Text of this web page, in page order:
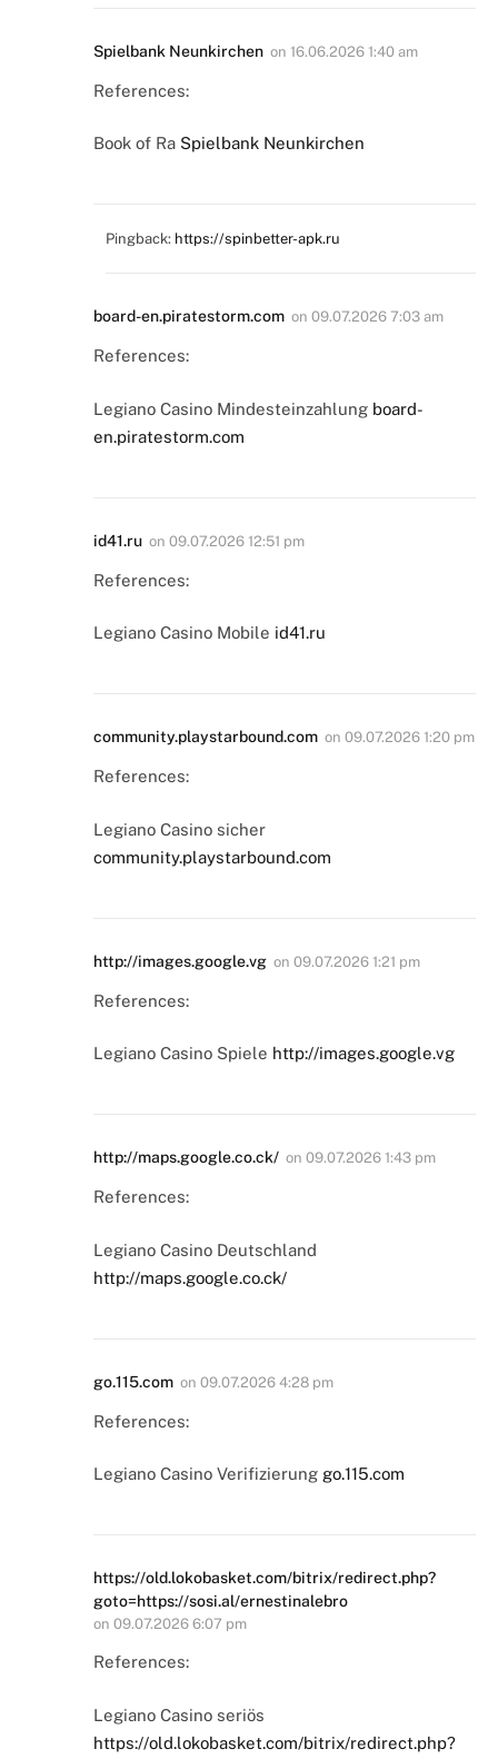
Spielbank Neunkirchen on 16.06.2026 1:40 am
References:
Book of Ra Spielbank Neunkirchen
Pingback: https://spinbetter-apk.ru
board-en.piratestorm.com on 09.07.2026 7:03 am
References:
Legiano Casino Mindesteinzahlung board-
en.piratestorm.com
id41.ru on 09.07.2026 12:51 pm
References:
Legiano Casino Mobile id41.ru
community.playstarbound.com on 09.07.2026 1:20 pm
References:
Legiano Casino sicher
community.playstarbound.com
http://images.google.vg on 09.07.2026 1:21 pm
References:
Legiano Casino Spiele http://images.google.vg
http://maps.google.co.ck/ on 09.07.2026 1:43 pm
References:
Legiano Casino Deutschland
http://maps.google.co.ck/
go.115.com on 09.07.2026 4:28 pm
References:
Legiano Casino Verifizierung go.115.com
https://old.lokobasket.com/bitrix/redirect.php?
goto=https://sosi.al/ernestinalebro
on 09.07.2026 6:07 pm
References:
Legiano Casino seriös
https://old.lokobasket.com/bitrix/redirect.php?